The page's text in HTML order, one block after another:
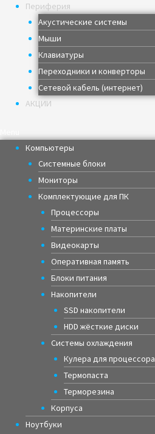
Периферия
Акустические системы
Мыши
Клавиатуры
Переходники и конверторы
Сетевой кабель (интернет)
АКЦИИ
Компьютеры
Системные блоки
Мониторы
Комплектующие для ПК
Процессоры
Материнские платы
Видеокарты
Оперативная память
Блоки питания
Накопители
SSD накопители
HDD жёсткие диски
Системы охлаждения
Кулера для процессора
Термопаста
Терморезина
Корпуса
Ноутбуки